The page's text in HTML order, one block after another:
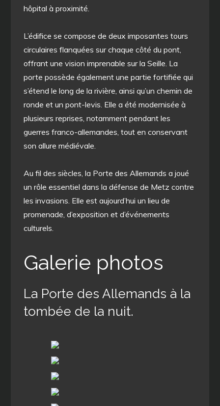
hôpital à proximité.
L’édifice se compose de deux imposantes tours
circulaires flanquées sur chaque côté du pont,
offrant une vision imprenable sur la Seille. La
porte possède également une partie fortifiée qui
s’étend le long de la rivière, ainsi qu’un chemin de
ronde et un pont-levis. Elle a été modernisée à
plusieurs reprises, notamment pendant les
guerres franco-allemandes, tout en conservant
son allure médiévale.
Au fil des siècles, la Porte des Allemands a joué
un rôle essentiel dans la défense de Metz contre
les invasions. Elle est aujourd’hui un lieu de
promenade, d’exposition et d’événements
culturels.
Galerie photos
La Porte des Allemands à la
tombée de la nuit.